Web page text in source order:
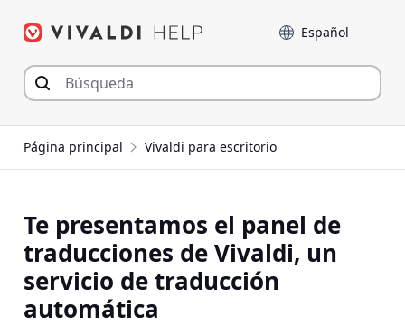
Language
Página principal Vivaldi para escritorio
Te presentamos el panel de
traducciones de Vivaldi, un
servicio de traducción
automática